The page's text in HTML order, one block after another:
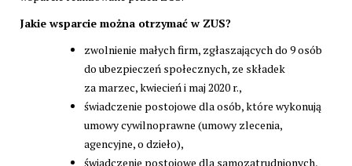
Jakie wsparcie można otrzymać w ZUS?
zwolnienie małych firm, zgłaszających do 9 osób
do ubezpieczeń społecznych, ze składek
za marzec, kwiecień i maj 2020 r.,
świadczenie postojowe dla osób, które wykonują
umowy cywilnoprawne (umowy zlecenia,
agencyjne, o dzieło),
świadczenie postojowe dla samozatrudnionych,